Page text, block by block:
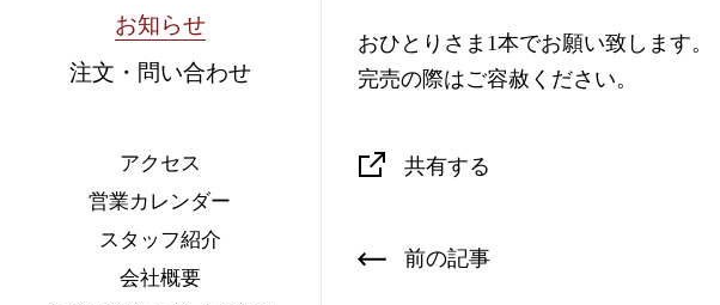
お知らせ
注文・問い合わせ
アクセス
営業カレンダー
スタッフ紹介
会社概要
おひとりさま1本でお願い致します。
完売の際はご容赦ください。
共有する
前の記事